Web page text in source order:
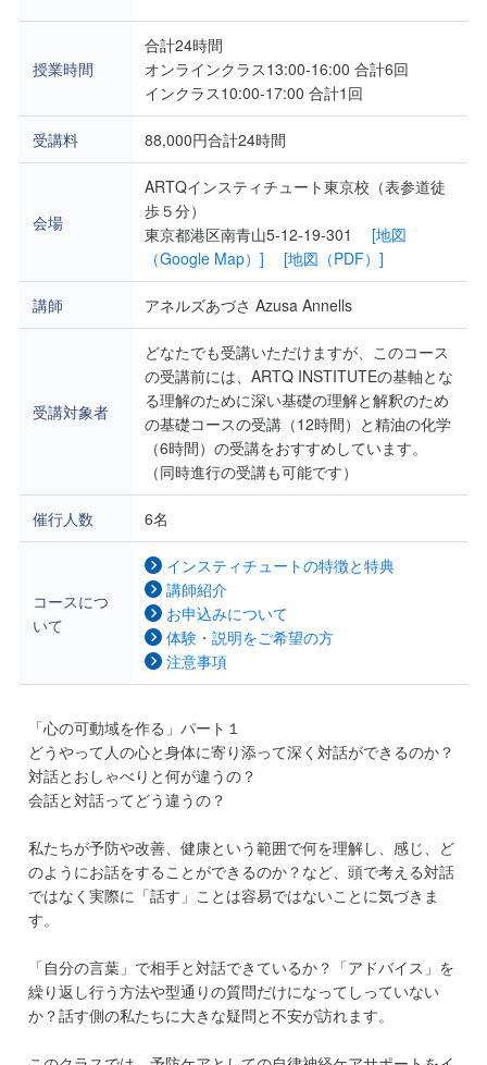
授業時間
合計24時間
オンラインクラス13:00-16:00 合計6回
インクラス10:00-17:00 合計1回
受講料 88,000円合計24時間
会場
ARTQインスティチュート東京校（表参道徒
歩５分）
東京都港区南青山5-12-19-301 [地図
（Google Map）]
[地図（PDF）]
講師 アネルズあづさ Azusa Annells
受講対象者
どなたでも受講いただけますが、このコース
の受講前には、ARTQ INSTITUTEの基軸とな
る理解のために深い基礎の理解と解釈のため
の基礎コースの受講（12時間）と精油の化学
（6時間）の受講をおすすめしています。
（同時進行の受講も可能です）
催行人数 6名
コースにつ
いて
インスティチュートの特徴と特典
講師紹介
お申込みについて
体験・説明をご希望の方
注意事項
「心の可動域を作る」パート１
どうやって人の心と身体に寄り添って深く対話ができるのか？
対話とおしゃべりと何が違うの？
会話と対話ってどう違うの？
私たちが予防や改善、健康という範囲で何を理解し、感じ、ど
のようにお話をすることができるのか？など、頭で考える対話
ではなく実際に「話す」ことは容易ではないことに気づきま
す。
「自分の言葉」で相手と対話できているか？「アドバイス」を
繰り返し行う方法や型通りの質問だけになってしっていない
か？話す側の私たちに大きな疑問と不安が訪れます。